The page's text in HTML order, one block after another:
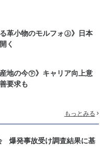
革小物のモルフォ㊤》日本
く
地の今㊦》キャリア向上意
要求も
もっとみる
爆発事故受け調査結果に基